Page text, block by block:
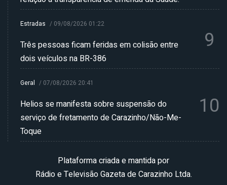
Estradas / 09/08/2026 01:22
Três pessoas ficam feridas em colisão entre
dois veículos na BR-386
9
Geral / 07/08/2026 20:41
Helios se manifesta sobre suspensão do
serviço de fretamento de Carazinho/Não-Me-
Toque
10
Plataforma criada e mantida por
Rádio e Televisão Gazeta de Carazinho Ltda.